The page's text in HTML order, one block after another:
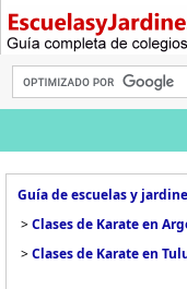
Guía de escuelas y
>Clases de Karate en
>Clases de Karate en